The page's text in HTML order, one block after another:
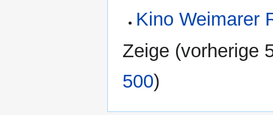
Kino Weimarer
Zeige (vorherige
500)